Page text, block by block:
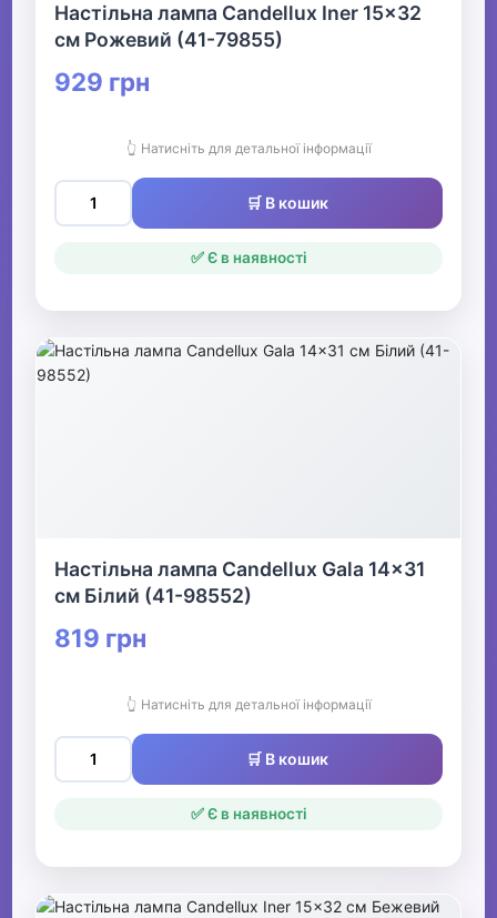
Настільна лампа Candellux Iner 15x32
см Рожевий (41-79855)
929 грн
👆 Натисніть для детальної інформації
🛒 В кошик
✅ Є в наявності
Настільна лампа Candellux Gala 14x31
см Білий (41-98552)
819 грн
👆 Натисніть для детальної інформації
🛒 В кошик
✅ Є в наявності